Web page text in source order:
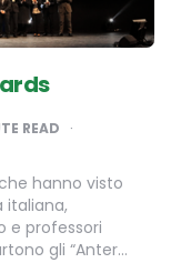
READ
hanno visto
italiana,
e professori
gli “Anter…